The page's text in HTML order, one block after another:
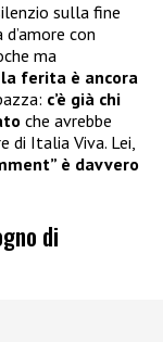
sulla fine
con
ma
la ferita è ancora
c’è già chi
che avrebbe
di Italia Viva. Lei,
è davvero
di